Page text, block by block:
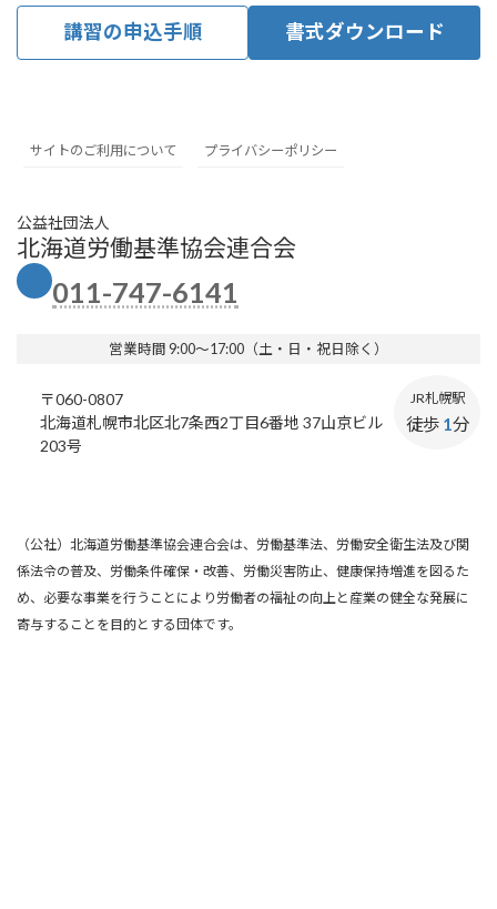
講習の申込手順 書式ダウンロード
サイトのご利用について プライバシーポリシー
公益社団法人
北海道労働基準協会連合会
011-747-6141
営業時間 9:00～17:00（土・日・祝日除く）
〒060-0807
北海道札幌市北区北7条西2丁目6番地 37山京ビル
203号
JR札幌駅
徒歩 1分
（公社）北海道労働基準協会連合会は、労働基準法、労働安全衛生法及び関
係法令の普及、労働条件確保・改善、労働災害防止、健康保持増進を図るた
め、必要な事業を行うことにより労働者の福祉の向上と産業の健全な発展に
寄与することを目的とする団体です。